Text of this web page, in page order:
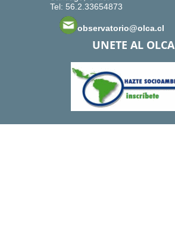
Tel: 56.2.33654873
observatorio@olca.cl
UNETE AL OLCA